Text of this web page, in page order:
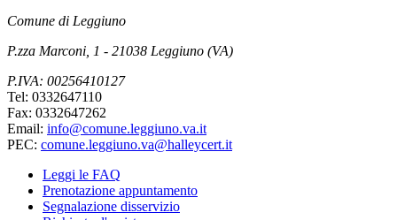
Comune di Leggiuno
P.zza Marconi, 1 - 21038 Leggiuno (VA)
P.IVA: 00256410127
Tel: 0332647110
Fax: 0332647262
Email: info@comune.leggiuno.va.it
PEC: comune.leggiuno.va@halleycert.it
Leggi le FAQ
Prenotazione appuntamento
Segnalazione disservizio